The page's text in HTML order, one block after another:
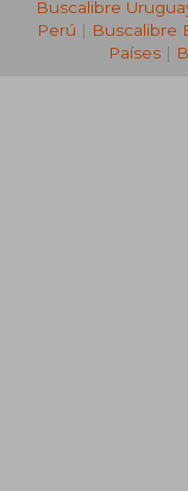
Buscalibre
Perú | Buscalibre
Países |